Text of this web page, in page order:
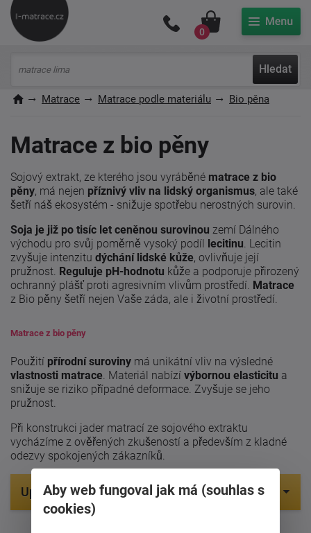
Hledat
Můj účet
0
Matrace Matrace podle materiálu Bio pěna
Matrace z bio pěny
Sojový extrakt, ze kterého jsou vyráběné matrace z bio
pěny, má nejen příznivý vliv na lidský organismus, ale také
šetří náš ekosystém - snižuje spotřebu nerostných surovin.
Soja je již po tisíc let ceněnou surovinou zemí Dálného
východu pro svůj poměrně vysoký podíl lecitinu. Lecitin
zvyšuje intenzitu dýchání lidské kůže, ovlivňuje její
pružnost. Reguluje pH-hodnotu kůže a podporuje přirozený
ochranný plášť proti agresivním vlivům prostředí. Matrace
z Bio pěny šetří nejen Vaše záda, ale i životní prostředí.
Matrace z bio pěny
Použití přírodní suroviny má unikátní vliv na výsledné
vlastnosti matrace. Materiál nabízí výbornou elasticitu a
snižuje se riziko případné deformace. Zvyšuje se jeho
pružnost.
Při konstrukci jader matrací ze sojového extraktu
vycházíme z ověřených zkušeností a především z kladné
odezvy spokojených zákazníků.
Upřesnit parametry
Aby web fungoval jak má (souhlas s
cookies)